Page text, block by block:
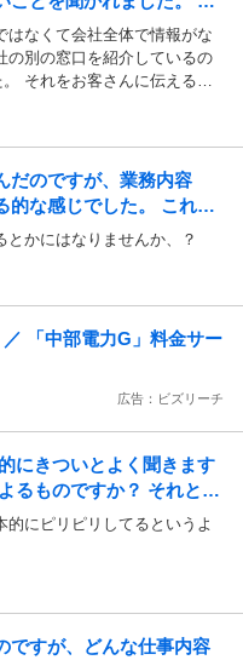
で情報がない事です。
はなくて会社全体で情報がな
の別の窓口を紹介しているの
それをお客さんに伝える
る。 こっちじゃ分からない
はすぐに知りたい。 でも、
さんはそれを理解できないの
に電話を終わりました。 ど
たでしょうか。嘘を教える訳
案内方法を教えてくださ
だのですが、業務内容
的な感じでした。 これっ
せんか、？
かにはなりませんか、？
「中部電力G」料金サー
広告：ビズリーチ
にきついとよく聞きます
るものですか？ それと
というよう...
にピリピリしてるというよ
ですが、どんな仕事内容